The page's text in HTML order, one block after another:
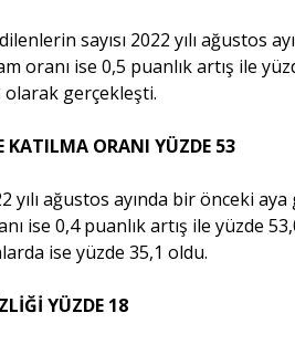
sayısı 2022 yılı ağustos
oranı ise 0,5 puanlık artış ile
olarak gerçekleşti.
KATILMA ORANI YÜZDE 53
yılı ağustos ayında bir önceki
ise 0,4 puanlık artış ile yüzde
ise yüzde 35,1 oldu.
YÜZDE 18